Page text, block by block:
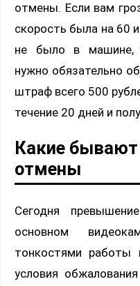
отмены. Если вам
скорость была на 60
не было в машине,
нужно обязательно
штраф всего 500
течение 20 дней и
Какие бывают
отмены
Сегодня
основном
тонкостями работы
условия